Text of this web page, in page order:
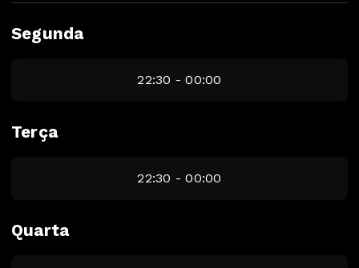
Segunda
22:30 - 00:00
Terça
22:30 - 00:00
Quarta